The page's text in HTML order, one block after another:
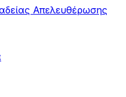
Απελευθέρωσης